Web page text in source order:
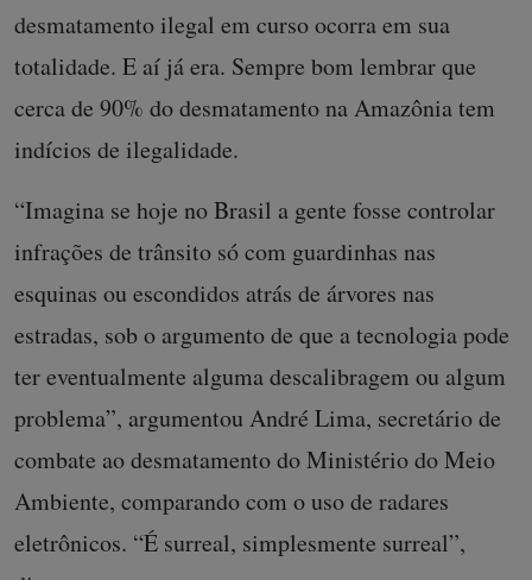
desmatamento ilegal em curso ocorra em sua
totalidade. E aí já era. Sempre bom lembrar que
cerca de 90% do desmatamento na Amazônia tem
indícios de ilegalidade.
“Imagina se hoje no Brasil a gente fosse controlar
infrações de trânsito só com guardinhas nas
esquinas ou escondidos atrás de árvores nas
estradas, sob o argumento de que a tecnologia pode
ter eventualmente alguma descalibragem ou algum
problema”, argumentou André Lima, secretário de
combate ao desmatamento do Ministério do Meio
Ambiente, comparando com o uso de radares
eletrônicos. “É surreal, simplesmente surreal”,